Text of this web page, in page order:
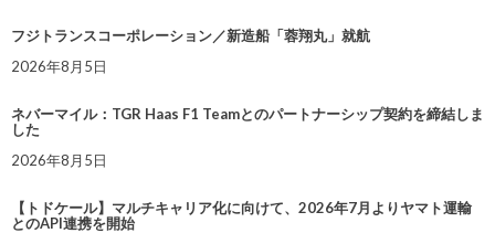
フジトランスコーポレーション／新造船「蓉翔丸」就航
2026年8月5日
ネバーマイル：TGR Haas F1 Teamとのパートナーシップ契約を締結しま
した
2026年8月5日
【トドケール】マルチキャリア化に向けて、2026年7月よりヤマト運輸
とのAPI連携を開始